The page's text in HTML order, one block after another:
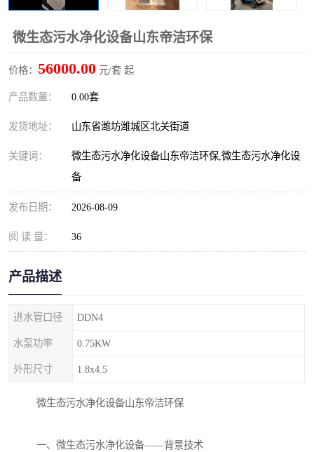
微生态污水净化设备山东帝洁环保
价格： 56000.00 元/套 起
产品数量： 0.00套
发货地址： 山东省潍坊潍城区北关街道
关键词：
微生态污水净化设备山东帝洁环保,微生态污水净化设
备
发布日期： 2026-08-09
阅 读 量： 36
产品描述
进水管口径 DDN4
水泵功率 0.75KW
外形尺寸 1.8x4.5
微生态污水净化设备山东帝洁环保
一、微生态污水净化设备——背景技术
水处理设备
风电场变电站污水处理设 叠螺污泥脱水机
疾控中心一体化设备处理
餐具消毒污水处理设备
纺织印染污水处理设备 撬装式防暴污水处理设备
塑料编织袋一体化污水处
理设备
养老院污水处理一体化设
整形医院污水处理设备
酿酒厂一体化污水处理设
备
生活一体化污水处理设备
复合二氧化氯发生器污水
处理设备
屠宰场一体化污水处理设
地埋式一体化污水处理设 加药装置污水设备
城乡生活污水处理设备设 MBR膜污水处理设备